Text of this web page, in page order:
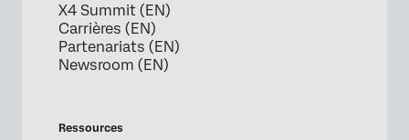
X4 Summit (EN)
Carrières (EN)
Partenariats (EN)
Newsroom (EN)
Ressources